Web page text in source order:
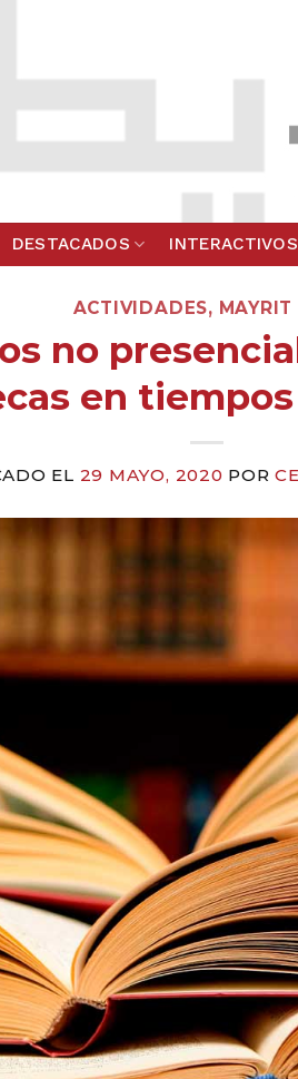
DESTACADOS INTERACTIVOS
ACTIVIDADES, MAYRIT
no
en
EL 29 MAYO, 2020 POR